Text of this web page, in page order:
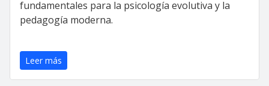
fundamentales para la psicología evolutiva y la
pedagogía moderna.
Leer más